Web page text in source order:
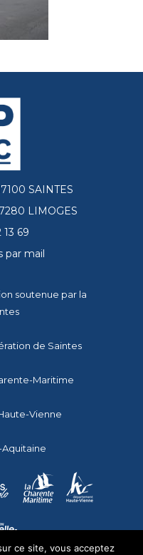
SAINTES
LIMOGES
13 69
par mail
soutenue par la
de Saintes
Maritime
Vienne
ce site, vous acceptez